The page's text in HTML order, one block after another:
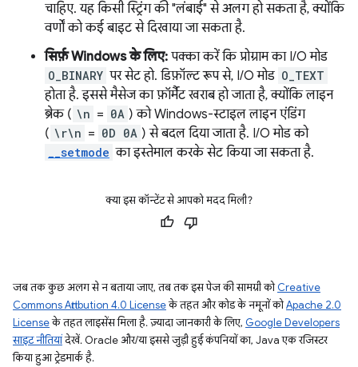
चाहिए. यह किसी स्ट्रिंग की "लंबाई" से अलग हो सकता है, क्योंकि
वर्णों को कई बाइट से दिखाया जा सकता है.
सिर्फ़ Windows के लिए: पक्का करें कि प्रोग्राम का I/O मोड
O_BINARY पर सेट हो. डिफ़ॉल्ट रूप से, I/O मोड O_TEXT
होता है. इससे मैसेज का फ़ॉर्मैट खराब हो जाता है, क्योंकि लाइन
ब्रेक ( \n = 0A ) को Windows-स्टाइल लाइन एंडिंग
( \r\n = 0D 0A ) से बदल दिया जाता है. I/O मोड को
__setmode का इस्तेमाल करके सेट किया जा सकता है.
क्या इस कॉन्टेंट से आपको मदद मिली?
जब तक कुछ अलग से न बताया जाए, तब तक इस पेज की सामग्री कोCreative
Commons Attribution 4.0 Licenseके तहत और कोड के नमूनों कोApache 2.0
Licenseके तहत लाइसेंस मिला है. ज़्यादा जानकारी के लिए, Google Developers
साइट नीतियांदेखें. Oracle और/या इससे जुड़ी हुई कंपनियों का, Java एक रजिस्टर
किया हुआ ट्रेडमार्क है.